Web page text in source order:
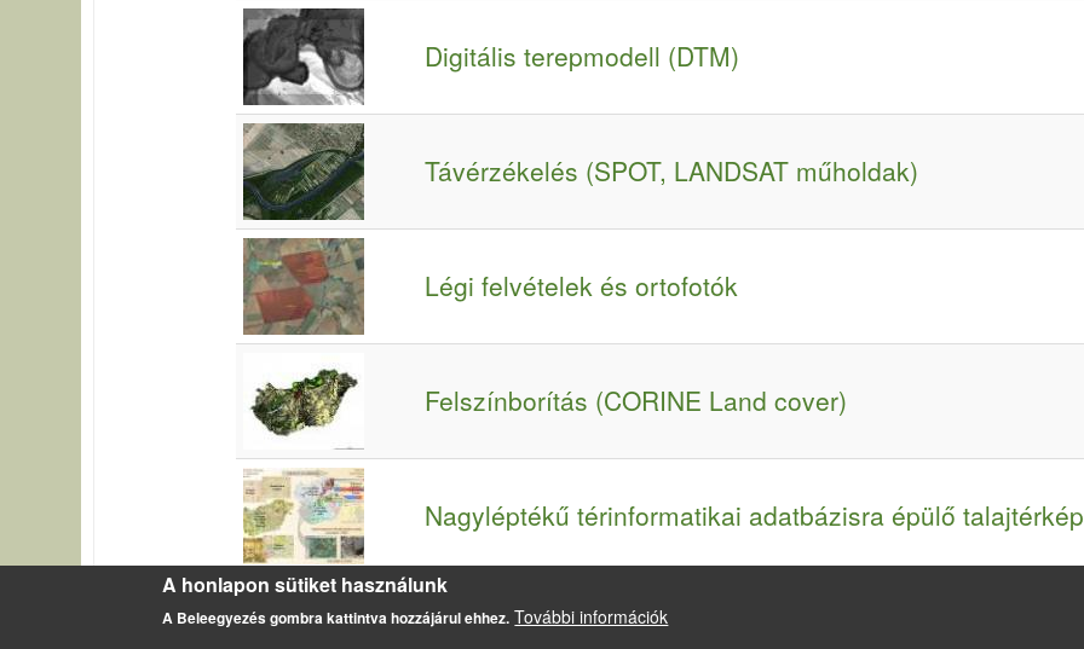
Digitális terepmodell (DTM)
Távérzékelés (SPOT, LANDSAT műholdak)
Légi felvételek és ortofotók
Felszínborítás (CORINE Land cover)
Nagyléptékű térinformatikai adatbázisra épülő
A honlapon sütiket használunk
A Beleegyezés gombra kattintva hozzájárul ehhez. További információk